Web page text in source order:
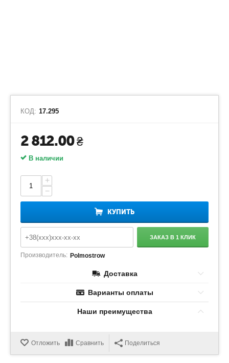
КОД: 17.295
2 812.00₴
В наличии
+
−
КУПИТЬ
ЗАКАЗ В 1 КЛИК
Производитель: Polmostrow
Доставка
Варианты оплаты
Наши преимущества
Отложить Сравнить Поделиться